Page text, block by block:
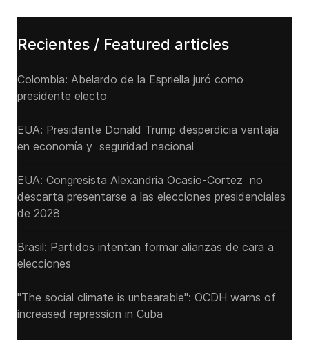
Recientes / Featured articles
Colombia: Abelardo de la Espriella juró como
presidente electo
EUA: Presidente Donald Trump desperdicia ventaja
en economía y seguridad nacional
EUA: Congresista Alexandria Ocasio-Cortez no
descarta presentarse a las elecciones presidenciales
de 2028
Brasil: Partidos intentan formar alianzas de cara a
elecciones
"The social climate is unbearable": OCDH warns of
increased repression in Cuba